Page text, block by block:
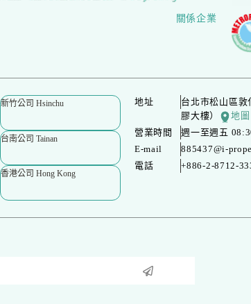
關係企業
新竹公司 Hsinchu
台南公司 Tainan
香港公司 Hong Kong
地址
台北市松山區敦
膠大樓）
地圖
營業時間
週一至週五
E-mail
885437@i-
電話
+886-2-8712-